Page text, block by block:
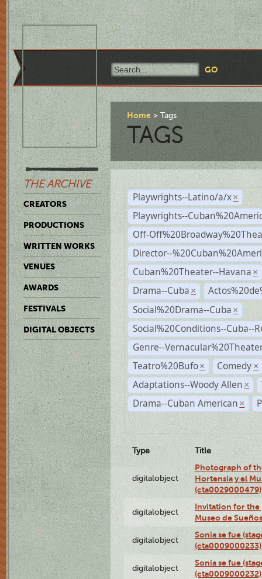
THE ARCHIVE
CREATORS
PRODUCTIONS
WRITTEN WORKS
VENUES
AWARDS
FESTIVALS
DIGITAL OBJECTS
Home Tags
TAGS
Playwrights--Latino/a/x ×
Playwrights--
Off-
Director--
Cuban%20Theater--Havana ×
Drama--Cuba ×
Social%20Drama--Cuba ×
Social%20Conditions--Cuba--
Genre--
Teatro%20Bufo × Comedy ×
Adaptations--Woody Allen ×
Drama--Cuban American ×
Type Title
digitalobject
Photograph of
Hortensia y el
(cta0029000479)
digitalobject
Invitation for the
Museo de
digitalobject
Sonia se fue
(cta0009000233)
digitalobject
Sonia se fue
(cta0009000232)